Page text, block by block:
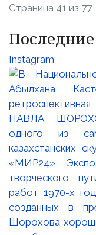
Страница 41 из 77
Instagram